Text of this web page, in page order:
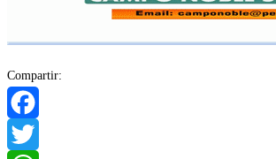
Compartir:
Facebook